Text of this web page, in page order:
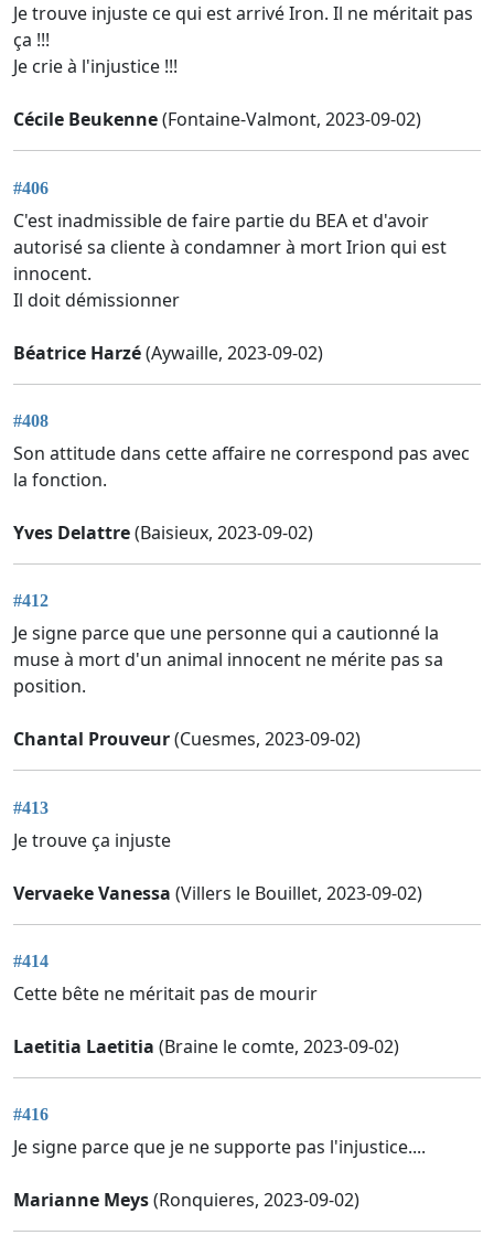
Je trouve injuste ce qui est arrivé Iron. Il ne méritait pas
ça !!!
Je crie à l'injustice !!!
Cécile Beukenne(Fontaine-Valmont, 2023-09-02)
#406
C'est inadmissible de faire partie du BEA et d'avoir
autorisé sa cliente à condamner à mort Irion qui est
innocent.
Il doit démissionner
Béatrice Harzé(Aywaille, 2023-09-02)
#408
Son attitude dans cette affaire ne correspond pas avec
la fonction.
Yves Delattre(Baisieux, 2023-09-02)
#412
Je signe parce que une personne qui a cautionné la
muse à mort d'un animal innocent ne mérite pas sa
position.
Chantal Prouveur(Cuesmes, 2023-09-02)
#413
Je trouve ça injuste
Vervaeke Vanessa (Villers le Bouillet, 2023-09-02)
#414
Cette bête ne méritait pas de mourir
Laetitia Laetitia (Braine le comte, 2023-09-02)
#416
Je signe parce que je ne supporte pas l'injustice....
Marianne Meys(Ronquieres, 2023-09-02)